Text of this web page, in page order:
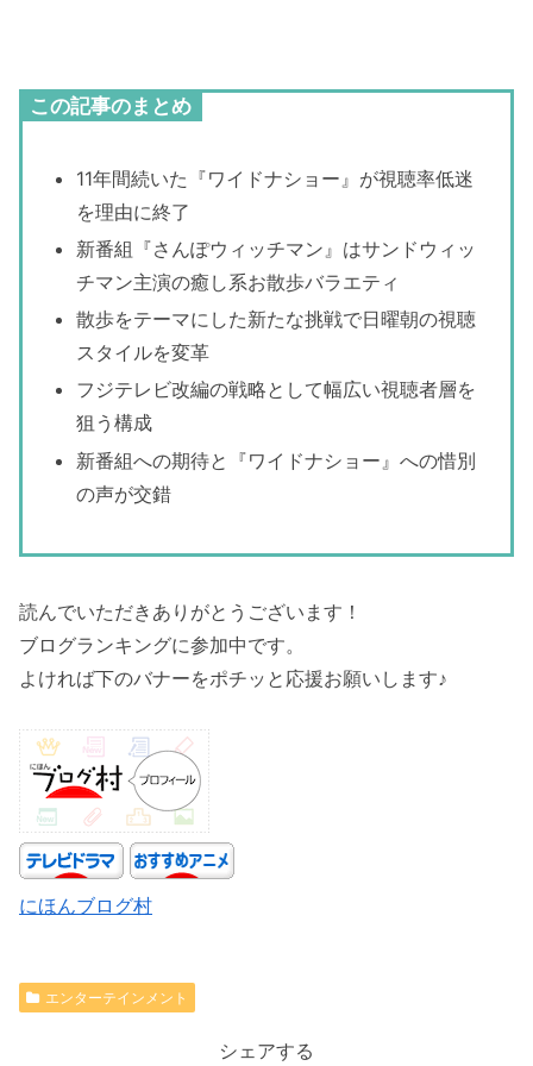
この記事のまとめ
11年間続いた『ワイドナショー』が視聴率低迷
を理由に終了
新番組『さんぽウィッチマン』はサンドウィッ
チマン主演の癒し系お散歩バラエティ
散歩をテーマにした新たな挑戦で日曜朝の視聴
スタイルを変革
フジテレビ改編の戦略として幅広い視聴者層を
狙う構成
新番組への期待と『ワイドナショー』への惜別
の声が交錯
読んでいただきありがとうございます！
ブログランキングに参加中です。
よければ下のバナーをポチッと応援お願いします♪
にほんブログ村
エンターテインメント
シェアする